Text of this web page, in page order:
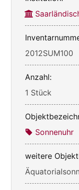
2012SUM100
Anzahl:
1 Stück
Sonnenuhr
weitere